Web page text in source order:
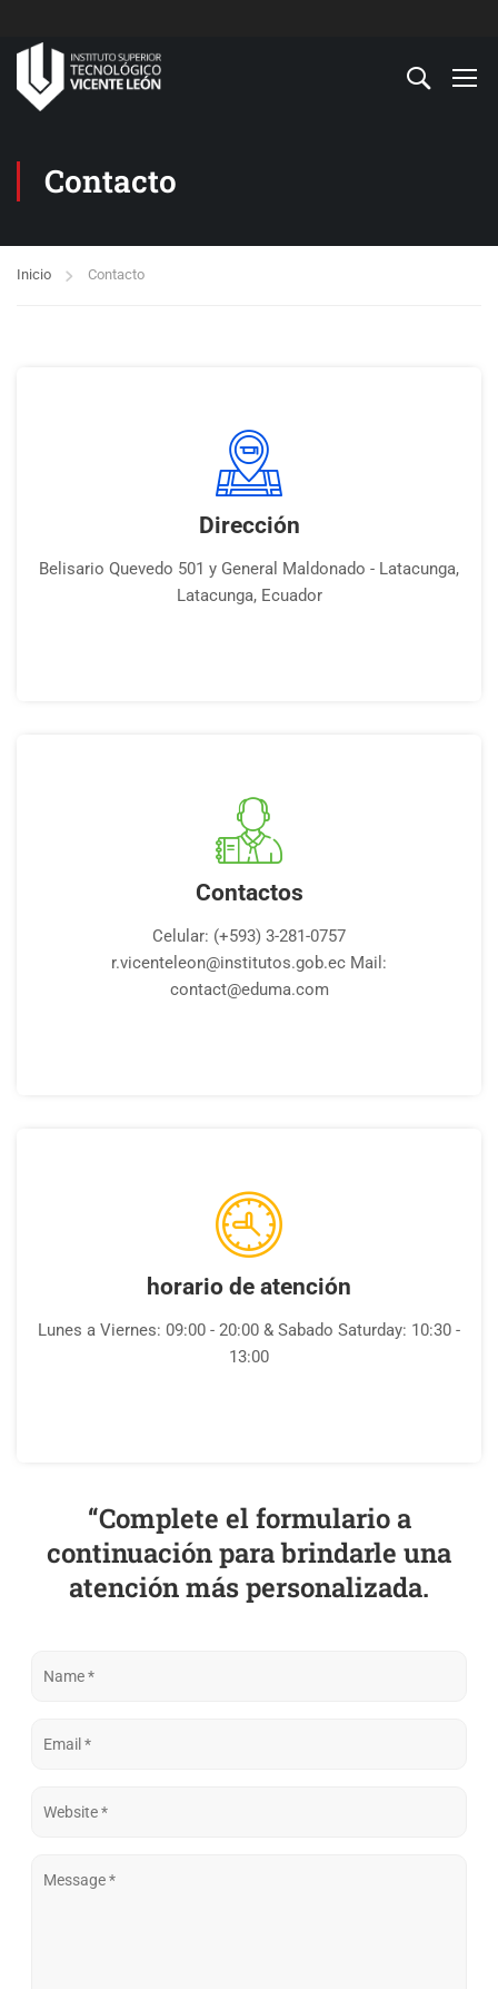
Contacto
Inicio Contacto
Dirección
Belisario Quevedo 501 y General Maldonado - Latacunga,
Latacunga, Ecuador
Contactos
Celular: (+593) 3-281-0757
r.vicenteleon@institutos.gob.ec Mail:
contact@eduma.com
horario de atención
Lunes a Viernes: 09:00 - 20:00 & Sabado Saturday: 10:30 -
13:00
“Complete el formulario a
continuación para brindarle una
atención más personalizada.